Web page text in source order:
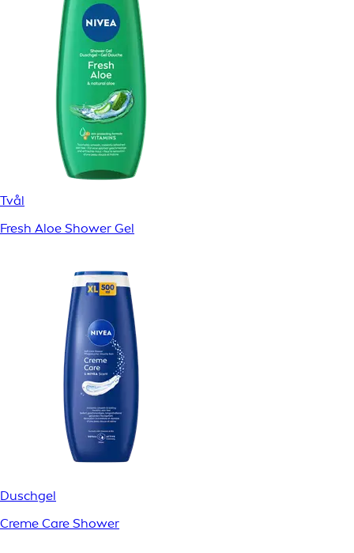
Tvål
Fresh Aloe Shower Gel
Duschgel
Creme Care Shower